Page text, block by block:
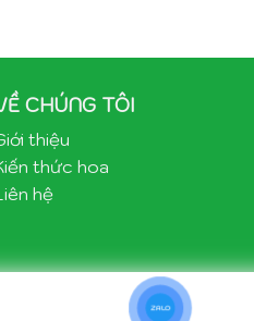
CHÚNG TÔI
thiệu
thức hoa
hệ
2021 ©happyflowershop.vn
ZALO